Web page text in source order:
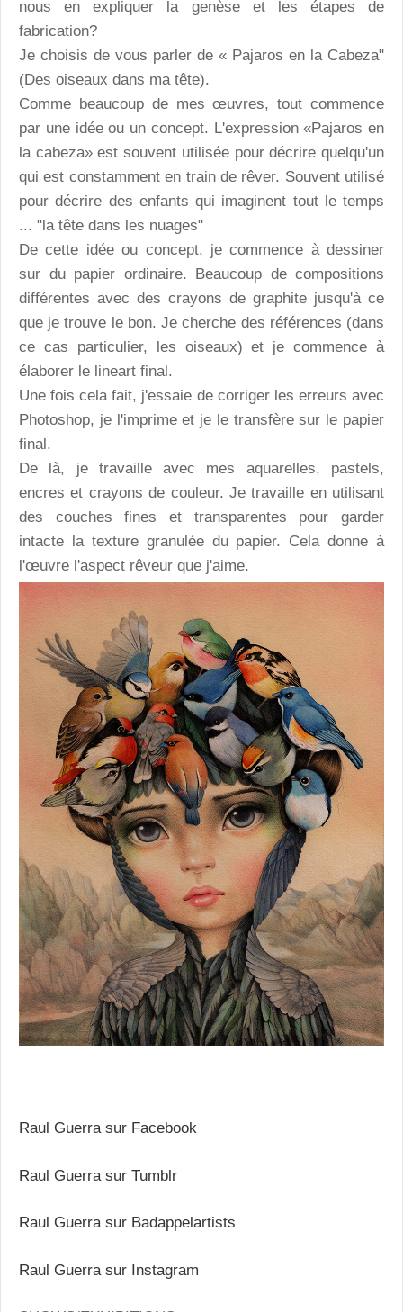
nous en expliquer la genèse et les étapes de
fabrication?
Je choisis de vous parler de « Pajaros en la Cabeza"
(Des oiseaux dans ma tête).
Comme beaucoup de mes œuvres, tout commence
par une idée ou un concept. L'expression «Pajaros en
la cabeza» est souvent utilisée pour décrire quelqu'un
qui est constamment en train de rêver. Souvent utilisé
pour décrire des enfants qui imaginent tout le temps
... "la tête dans les nuages"
De cette idée ou concept, je commence à dessiner
sur du papier ordinaire. Beaucoup de compositions
différentes avec des crayons de graphite jusqu'à ce
que je trouve le bon. Je cherche des références (dans
ce cas particulier, les oiseaux) et je commence à
élaborer le lineart final.
Une fois cela fait, j'essaie de corriger les erreurs avec
Photoshop, je l'imprime et je le transfère sur le papier
final.
De là, je travaille avec mes aquarelles, pastels,
encres et crayons de couleur. Je travaille en utilisant
des couches fines et transparentes pour garder
intacte la texture granulée du papier. Cela donne à
l'œuvre l'aspect rêveur que j'aime.
Raul Guerra sur Facebook
Raul Guerra sur Tumblr
Raul Guerra sur Badappelartists
Raul Guerra sur Instagram